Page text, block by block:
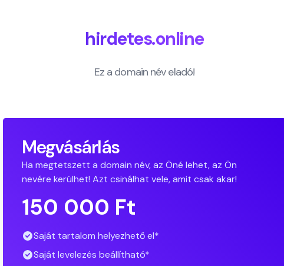
hirdetes.online
Ez a domain név eladó!
Megvásárlás
Ha megtetszett a domain név, az Öné lehet, az Ön
nevére kerülhet! Azt csinálhat vele, amit csak akar!
150 000 Ft
Saját tartalom helyezhető el*
Saját levelezés beállítható*